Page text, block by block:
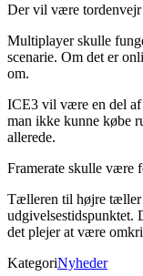
Der vil være tordenvejr
Multiplayer skulle
scenarie. Om det er
om.
ICE3 vil være en del
man ikke kunne købe
allerede.
Framerate skulle være
Tælleren til højre tæller
udgivelsestidspunktet.
det plejer at være
KategoriNyheder